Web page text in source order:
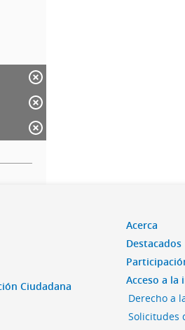
Ciudadana
Acerca
Destacados
Acceso a la
Derecho a
Solicitudes